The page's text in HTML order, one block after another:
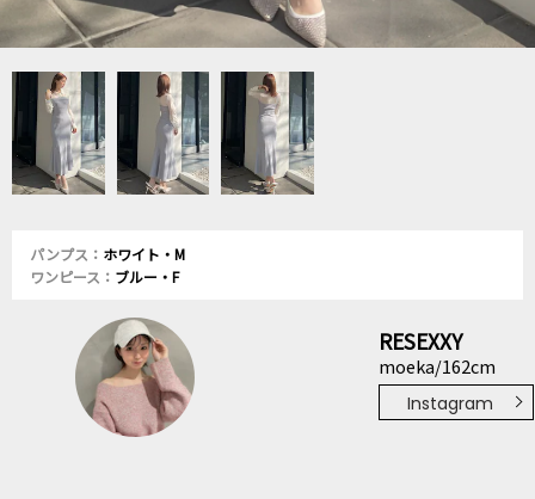
パンプス： ホワイト・M
ワンピース： ブルー・F
RESEXXY
moeka/162cm
Instagram